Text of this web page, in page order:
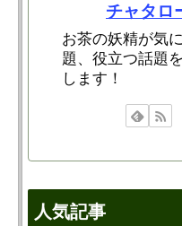
チャタロ
お茶の妖精が気
題、役立つ話題
します！
人気記事